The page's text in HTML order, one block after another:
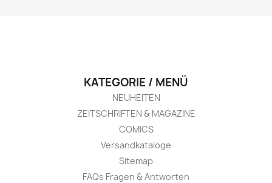
KATEGORIE / MENÜ
NEUHEITEN
ZEITSCHRIFTEN & MAGAZINE
COMICS
Versandkataloge
Sitemap
FAQs Fragen & Antworten